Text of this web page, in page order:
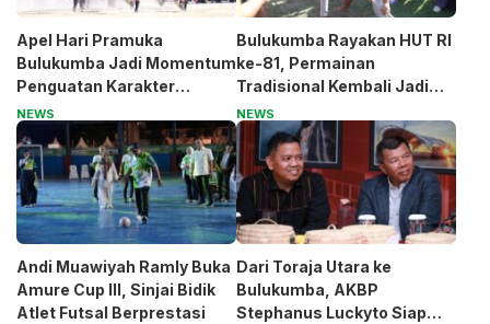
Apel Hari Pramuka
Bulukumba Jadi Momentum
Penguatan Karakter
Generasi Muda
NEWS
Bulukumba Rayakan HUT RI
ke-81, Permainan
Tradisional Kembali Jadi
Magnet
NEWS
Andi Muawiyah Ramly Buka
Amure Cup III, Sinjai Bidik
Atlet Futsal Berprestasi
Dari Toraja Utara ke
Bulukumba, AKBP
Stephanus Luckyto Siap